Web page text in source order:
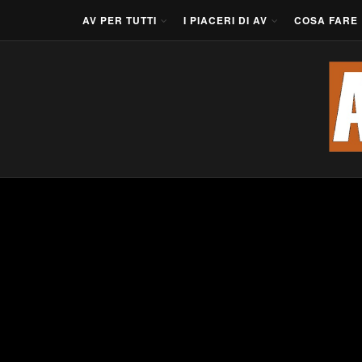
AV PER TUTTI I PIACERI DI AV COSA FARE